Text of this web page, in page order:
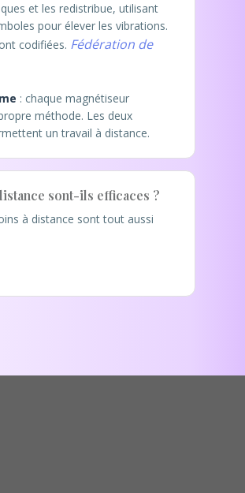
et les redistribue, utilisant
pour élever les vibrations.
codifiées. Fédération de
: chaque magnétiseur
méthode. Les deux
un travail à distance.
sont-ils efficaces ?
à distance sont tout aussi